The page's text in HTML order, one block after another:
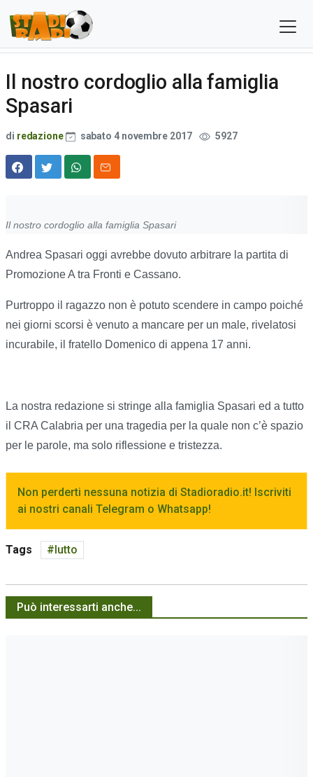
Il nostro cordoglio alla famiglia
Spasari
di redazione sabato 4 novembre 2017 5927
Il nostro cordoglio alla famiglia Spasari
Andrea Spasari oggi avrebbe dovuto arbitrare la partita di
Promozione A tra Fronti e Cassano.
Purtroppo il ragazzo non è potuto scendere in campo poiché
nei giorni scorsi è venuto a mancare per un male, rivelatosi
incurabile, il fratello Domenico di appena 17 anni.
La nostra redazione si stringe alla famiglia Spasari ed a tutto
il CRA Calabria per una tragedia per la quale non c’è spazio
per le parole, ma solo riflessione e tristezza.
Non perderti nessuna notizia di Stadioradio.it! Iscriviti
ai nostri canali Telegram o Whatsapp!
Tags lutto
Può interessarti anche...